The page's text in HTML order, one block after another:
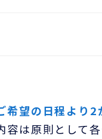
希望の日程より2
容は原則として